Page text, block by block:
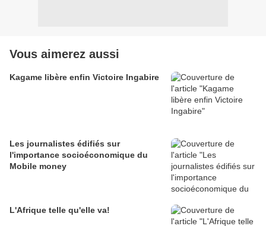
Vous aimerez aussi
Kagame libère enfin Victoire Ingabire
Les journalistes édifiés sur
l'importance socioéconomique du
Mobile money
L'Afrique telle qu'elle va!